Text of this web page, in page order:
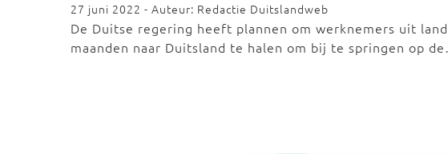
27 juni 2022 - Auteur: Redactie Duitslandweb
De Duitse regering heeft plannen om werknemers uit
maanden naar Duitsland te halen om bij te springen op